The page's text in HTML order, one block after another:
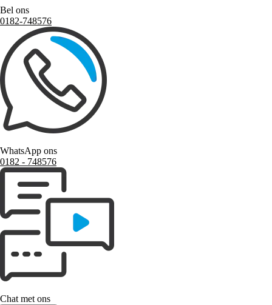
Bel ons
0182-748576
WhatsApp ons
0182 ‑ 748576
Chat met ons